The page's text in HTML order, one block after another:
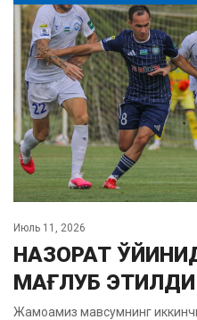
Июль 11, 2026
НАЗОРАТ
МАҒЛУБ ЭТИЛДИ
Жамоамиз мавсумнинг